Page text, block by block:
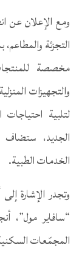
ومع الإعلان عن
التجزئة
مخصصة للمنتجات
والتجهيزات
لتلبية
الجديد، ستضاف
الخدمات الطبية.
وتجدر الإشارة
“سافاير مول”،
المجمّعات السكنية